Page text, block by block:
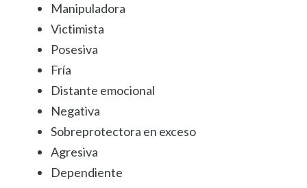
Manipuladora
Victimista
Posesiva
Fría
Distante emocional
Negativa
Sobreprotectora en exceso
Agresiva
Dependiente